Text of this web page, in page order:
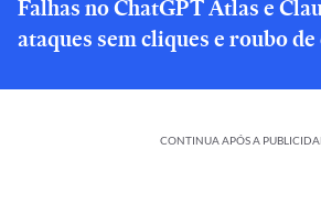
Falhas no ChatGPT Atlas e
ataques sem cliques e roubo de
CONTINUA APÓS A